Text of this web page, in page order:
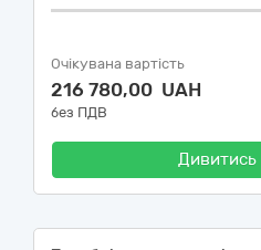
Очікувана вартість
216 780,00 UAH
без ПДВ
Дивитись